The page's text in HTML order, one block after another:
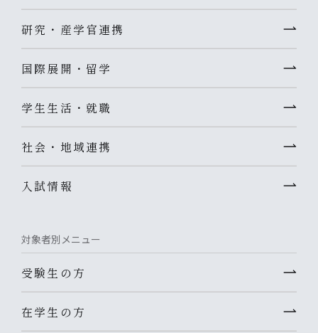
研究・産学官連携
国際展開・留学
学生生活・就職
社会・地域連携
入試情報
対象者別メニュー
受験生の方
在学生の方